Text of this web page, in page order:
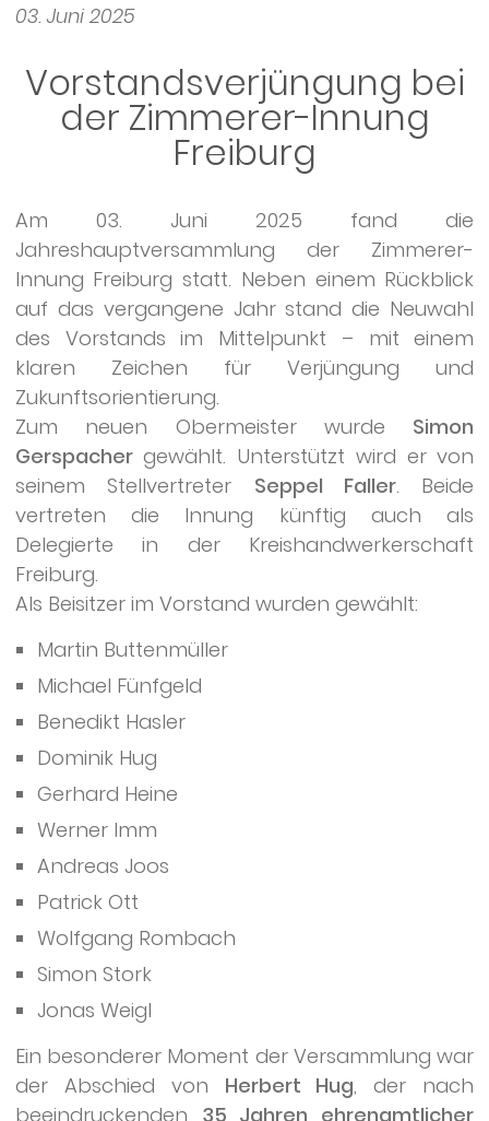
03. Juni 2025
Vorstandsverjüngung bei
der Zimmerer-Innung
Freiburg
Am 03. Juni 2025 fand die
Jahreshauptversammlung der Zimmerer-
Innung Freiburg statt. Neben einem Rückblick
auf das vergangene Jahr stand die Neuwahl
des Vorstands im Mittelpunkt – mit einem
klaren Zeichen für Verjüngung und
Zukunftsorientierung.
Zum neuen Obermeister wurde Simon
Gerspachergewählt. Unterstützt wird er von
seinem Stellvertreter Seppel Faller. Beide
vertreten die Innung künftig auch als
Delegierte in der Kreishandwerkerschaft
Freiburg.
Als Beisitzer im Vorstand wurden gewählt:
Martin Buttenmüller
Michael Fünfgeld
Benedikt Hasler
Dominik Hug
Gerhard Heine
Werner Imm
Andreas Joos
Patrick Ott
Wolfgang Rombach
Simon Stork
Jonas Weigl
Ein besonderer Moment der Versammlung war
der Abschied von Herbert Hug, der nach
beeindruckenden 35 Jahren ehrenamtlicher